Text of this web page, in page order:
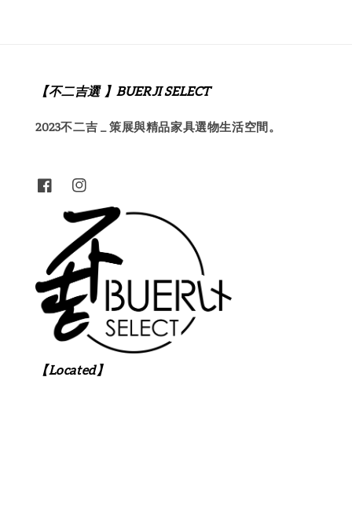
【不二吉選 】BUERJI SELECT
2023不二吉 _ 策展與精品家具選物生活空間。
【Located】